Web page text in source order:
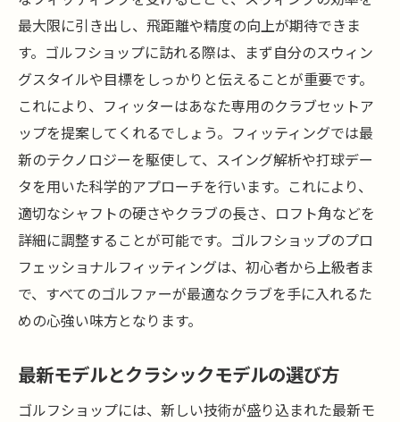
最大限に引き出し、飛距離や精度の向上が期待できま
す。ゴルフショップに訪れる際は、まず自分のスウィン
グスタイルや目標をしっかりと伝えることが重要です。
これにより、フィッターはあなた専用のクラブセットア
ップを提案してくれるでしょう。フィッティングでは最
新のテクノロジーを駆使して、スイング解析や打球デー
タを用いた科学的アプローチを行います。これにより、
適切なシャフトの硬さやクラブの長さ、ロフト角などを
詳細に調整することが可能です。ゴルフショップのプロ
フェッショナルフィッティングは、初心者から上級者ま
で、すべてのゴルファーが最適なクラブを手に入れるた
めの心強い味方となります。
最新モデルとクラシックモデルの選び方
ゴルフショップには、新しい技術が盛り込まれた最新モ